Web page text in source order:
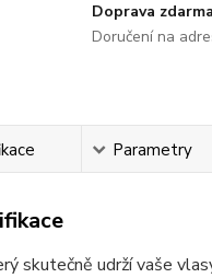
Doprava zdarma
Doručení na
Parametry
skutečně udrží vaše